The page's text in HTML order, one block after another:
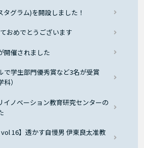
グラム)を開設しました！
おめでとうございます
開催されました
で学生部門優秀賞など3名が受賞
）
イノベーション教育研究センターの
vol 16】透かす自慢男 伊東良太准教